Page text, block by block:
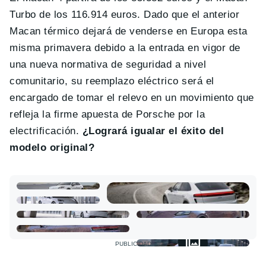
Turbo de los 116.914 euros. Dado que el anterior
Macan térmico dejará de venderse en Europa esta
misma primavera debido a la entrada en vigor de
una nueva normativa de seguridad a nivel
comunitario, su reemplazo eléctrico será el
encargado de tomar el relevo en un movimiento que
refleja la firme apuesta de Porsche por la
electrificación. ¿Logrará igualar el éxito del
modelo original?